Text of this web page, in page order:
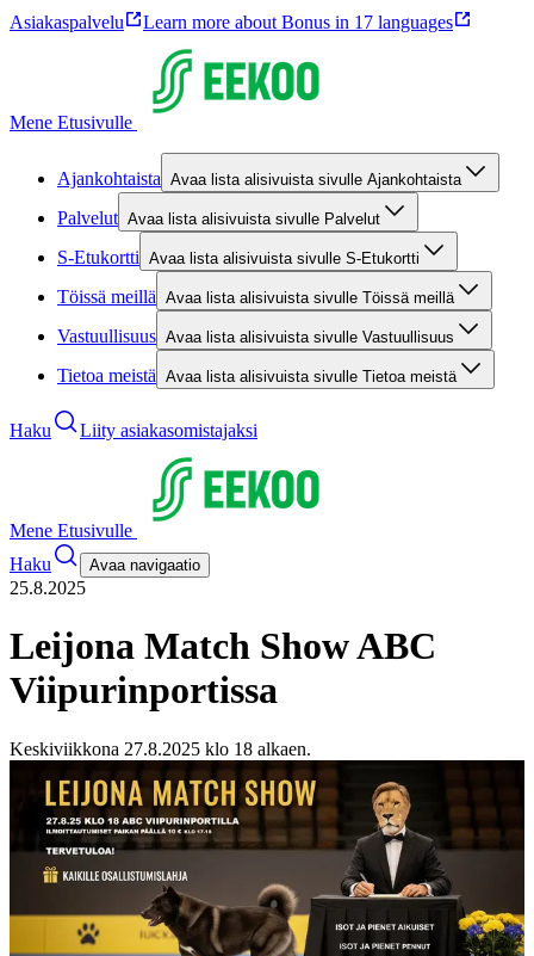
Asiakaspalvelu Learn more about Bonus in 17 languages
Mene Etusivulle
Ajankohtaista Avaa lista alisivuista sivulle Ajankohtaista
Palvelut Avaa lista alisivuista sivulle Palvelut
S-Etukortti Avaa lista alisivuista sivulle S-Etukortti
Töissä meillä Avaa lista alisivuista sivulle Töissä meillä
Vastuullisuus Avaa lista alisivuista sivulle Vastuullisuus
Tietoa meistä Avaa lista alisivuista sivulle Tietoa meistä
Haku Liity asiakasomistajaksi
Mene Etusivulle
Haku
Avaa navigaatio
25.8.2025
Leijona Match Show ABC
Viipurinportissa
Keskiviikkona 27.8.2025 klo 18 alkaen.